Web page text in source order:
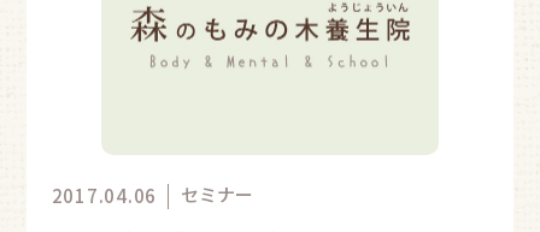
2017.04.06 セミナー